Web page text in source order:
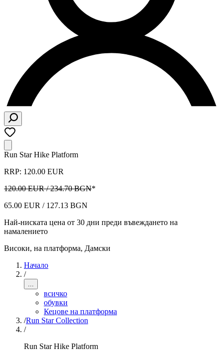
Run Star Hike Platform
RRP: 120.00 EUR
120.00 EUR / 234.70 BGN*
65.00 EUR / 127.13 BGN
Най-ниската цена от 30 дни преди въвеждането на
намалението
Високи, на платформа, Дамски
Начало
/
...
всичко
обувки
Кецове на платформа
/Run Star Collection
/
Run Star Hike Platform